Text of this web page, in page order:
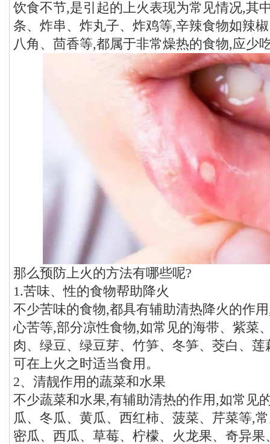
饮食不节,是引起的上火表现为常见情况,其
条、炸串、炸丸子、炸鸡等,辛辣食物如辣
八角、茴香等,都属于非常燥热的食物,应少
那么预防上火的方法有哪些呢?
1.苦味、性的食物帮助降火
不少苦味的食物,都具有辅助清热降火的作
心苦等,部分凉性食物,如常见的海带、紫菜
肉、绿豆、绿豆芽、竹笋、冬笋、茭白、
可在上火之时适当食用。
2、清靓作用的蔬菜和水果
不少蔬菜和水果,有辅助清热的作用,如常见
瓜、冬瓜、黄瓜、西红柿、菠菜、芹菜等,
密瓜、西瓜、草莓、柠檬、火龙果、奇异